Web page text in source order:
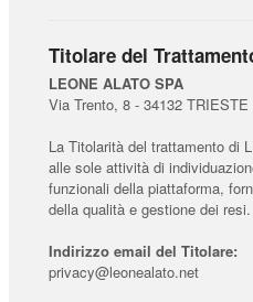
Titolare del
LEONE ALATO SPA
Via Trento, 8 - 34132
La Titolarità del trattamento di
alle sole attività di
funzionali della piattaforma,
della qualità e gestione dei resi.
Indirizzo email del Titolare:
privacy@leonealato.net